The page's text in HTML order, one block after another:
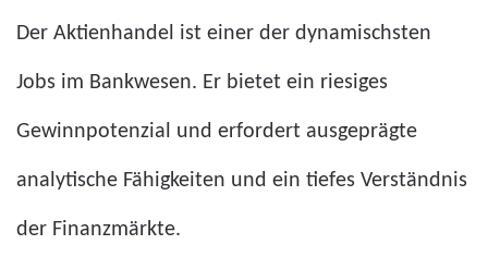
Der Aktienhandel ist einer der dynamischsten
Jobs im Bankwesen. Er bietet ein riesiges
Gewinnpotenzial und erfordert ausgeprägte
analytische Fähigkeiten und ein tiefes Verständnis
der Finanzmärkte.